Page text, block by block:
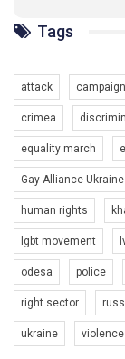
солідарності,
ГАУ є в 16
Разом наш
6/30/2017
Емоційний та
представляє
насильству
1.9K Просмотров •
Tags
attack campaign
crimea
equality march
Gay Alliance Ukraine
human rights
lgbt movement
odesa police
right sector
ukraine violence